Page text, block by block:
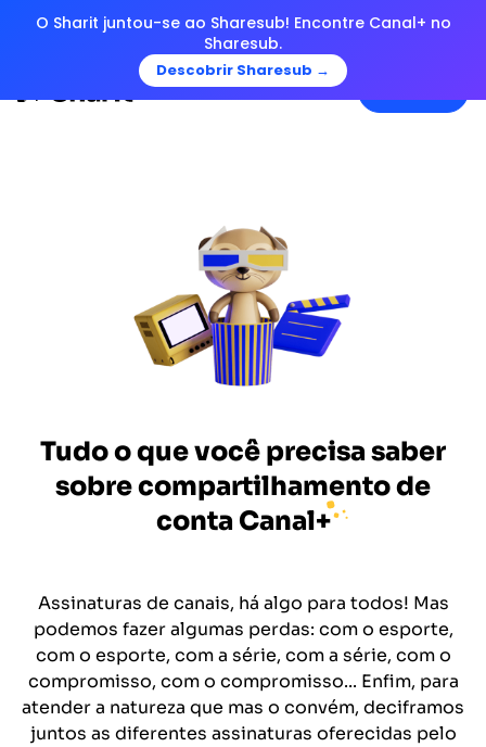
O Sharit juntou-se ao Sharesub! Encontre Canal+ no
Sharesub.
Descobrir Sharesub →
Tudo o que você precisa saber
sobre compartilhamento de
conta Canal+
Assinaturas de canais, há algo para todos! Mas
podemos fazer algumas perdas: com o esporte,
com o esporte, com a série, com a série, com o
compromisso, com o compromisso... Enfim, para
atender a natureza que mas o convém, deciframos
juntos as diferentes assinaturas oferecidas pelo